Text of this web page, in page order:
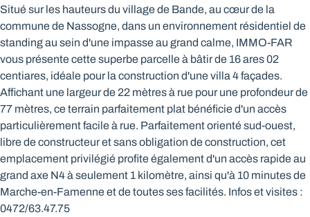
Situé sur les hauteurs du village de Bande, au cœur de la
commune de Nassogne, dans un environnement résidentiel de
standing au sein d'une impasse au grand calme, IMMO-FAR
vous présente cette superbe parcelle à bâtir de 16 ares 02
centiares, idéale pour la construction d'une villa 4 façades.
Affichant une largeur de 22 mètres à rue pour une profondeur de
77 mètres, ce terrain parfaitement plat bénéficie d'un accès
particulièrement facile à rue. Parfaitement orienté sud-ouest,
libre de constructeur et sans obligation de construction, cet
emplacement privilégié profite également d'un accès rapide au
grand axe N4 à seulement 1 kilomètre, ainsi qu'à 10 minutes de
Marche-en-Famenne et de toutes ses facilités. Infos et visites :
0472/63.47.75